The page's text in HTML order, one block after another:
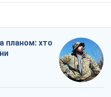
планом: хто